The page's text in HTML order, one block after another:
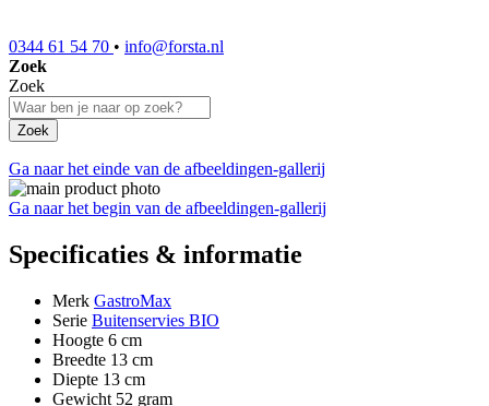
0344 61 54 70 • info@forsta.nl
Zoek
Zoek
Zoek
Ga naar het einde van de afbeeldingen-gallerij
Ga naar het begin van de afbeeldingen-gallerij
Specificaties & informatie
Merk GastroMax
Serie Buitenservies BIO
Hoogte 6 cm
Breedte 13 cm
Diepte 13 cm
Gewicht 52 gram